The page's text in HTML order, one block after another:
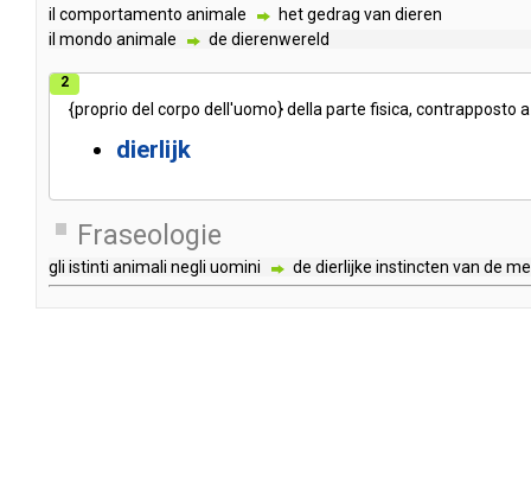
il comportamento animale hetgedrag van dieren
il mondo animale de dierenwereld
2
{proprio del corpo dell'uomo}della parte fisica, contrapposto a
dierlijk
Fraseologie
gli istinti animali negli uomini de dierlijke instincten van de